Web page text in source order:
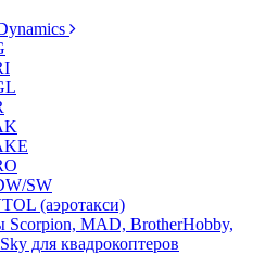
SW
(аэротакси)
Scorpion, MAD, BrotherHobby,
для квадрокоптеров